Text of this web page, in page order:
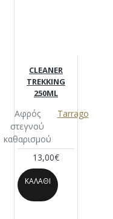
CLEANER
TREKKING
250ML
Αφρός
στεγνού
καθαρισμού
Tarrago
13,00€
ΚΑΛΆΘΙ